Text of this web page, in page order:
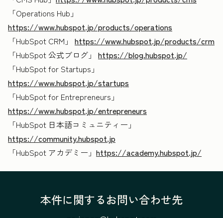
「Operations Hub」
https://www.hubspot.jp/products/operations
「HubSpot CRM」 https://www.hubspot.jp/products/crm
「HubSpot 公式ブログ」 https://blog.hubspot.jp/
「HubSpot for Startups」
https://www.hubspot.jp/startups
「HubSpot for Entrepreneurs」
https://www.hubspot.jp/entrepreneurs
「HubSpot 日本語コミュニティー」
https://community.hubspot.jp
「HubSpot アカデミー」 https://academy.hubspot.jp/
本件に関するお問い合わせ先